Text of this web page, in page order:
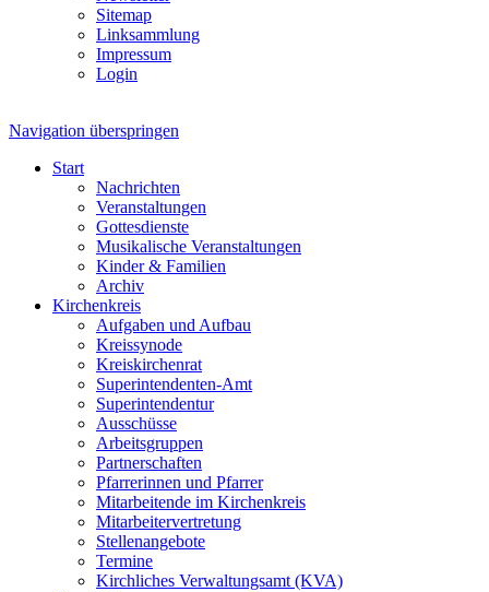
Sitemap
Linksammlung
Impressum
Login
Navigation überspringen
Start
Nachrichten
Veranstaltungen
Gottesdienste
Musikalische Veranstaltungen
Kinder & Familien
Archiv
Kirchenkreis
Aufgaben und Aufbau
Kreissynode
Kreiskirchenrat
Superintendenten-Amt
Superintendentur
Ausschüsse
Arbeitsgruppen
Partnerschaften
Pfarrerinnen und Pfarrer
Mitarbeitende im Kirchenkreis
Mitarbeitervertretung
Stellenangebote
Termine
Kirchliches Verwaltungsamt (KVA)